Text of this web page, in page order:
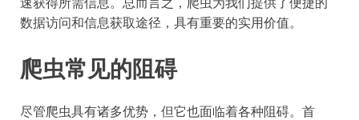
数据访问和信息获取途径，具有重要的实用价值。
爬虫常见的阻碍
尽管爬虫具有诸多优势，但它也面临着各种阻碍。首